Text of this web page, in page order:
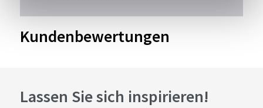
Kundenbewertungen
Lassen Sie sich inspirieren!